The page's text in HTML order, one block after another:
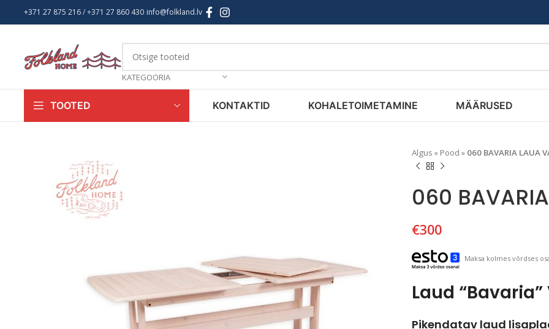
+371 27 875 216/ +371 27 860 430 info@folkland.lv
KATEGOORIA
TOOTED KONTAKTID KOHALETOIMETAMINE MÄÄRUSED
Algus » Pood » 060 BAVARIA LAUA
060
€300
Maksa kolmes võrdses
Laud
Pikendatav laud